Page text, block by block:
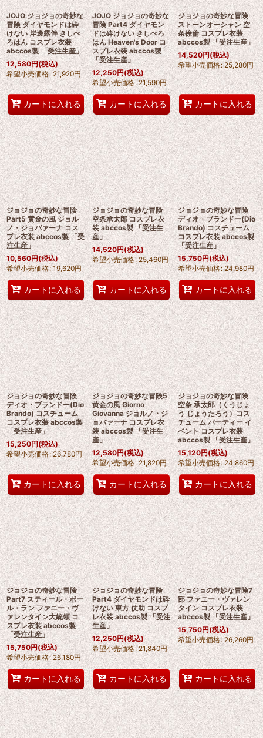
JOJO ジョジョの奇妙な
冒険 ダイヤモンドは砕
けない 岸邊露伴 きしべ
ろはん コスプレ衣装
abccos製 「受注生産」
12,580円(税込)
希望小売価格: 21,920円
カートに入れる
JOJO ジョジョの奇妙な
冒険 Part4 ダイヤモン
ドは砕けない きしべろ
はん Heaven's Door コ
スプレ衣装 abccos製
「受注生産」
12,250円(税込)
希望小売価格: 21,590円
カートに入れる
ジョジョの奇妙な冒険
ストーンオーシャン 空
条徐倫 コスプレ衣装
abccos製 「受注生産」
14,520円(税込)
希望小売価格: 25,280円
カートに入れる
ジョジョの奇妙な冒険
Part5 黄金の風 ジョル
ノ・ジョバァーナ コス
プレ衣装 abccos製 「受
注生産」
10,560円(税込)
希望小売価格: 19,620円
カートに入れる
ジョジョの奇妙な冒険
空条承太郎 コスプレ衣
装 abccos製 「受注生
産」
14,520円(税込)
希望小売価格: 25,460円
カートに入れる
ジョジョの奇妙な冒険
ディオ・ブランドー(Dio
Brando) コスチューム
コスプレ衣装 abccos製
「受注生産」
15,750円(税込)
希望小売価格: 24,980円
カートに入れる
ジョジョの奇妙な冒険
ディオ・ブランドー(Dio
Brando) コスチューム
コスプレ衣装 abccos製
「受注生産」
15,250円(税込)
希望小売価格: 26,780円
カートに入れる
ジョジョの奇妙な冒険5
黄金の風 Giorno
Giovanna ジョルノ・ジ
ョバァーナ コスプレ衣
装 abccos製 「受注生
産」
12,580円(税込)
希望小売価格: 21,820円
カートに入れる
ジョジョの奇妙な冒険
空条 承太郎（くうじょ
う じょうたろう）コス
チューム パーティー イ
ベント コスプレ衣装
abccos製 「受注生産」
15,120円(税込)
希望小売価格: 24,860円
カートに入れる
ジョジョの奇妙な冒険
Part7 スティール・ボー
ル・ラン ファニー・ヴ
ァレンタイン大統領 コ
スプレ衣装 abccos製
「受注生産」
15,750円(税込)
希望小売価格: 26,180円
カートに入れる
ジョジョの奇妙な冒険
Part4 ダイヤモンドは砕
けない 東方 仗助 コスプ
レ衣装 abccos製 「受注
生産」
12,250円(税込)
希望小売価格: 21,840円
カートに入れる
ジョジョの奇妙な冒険7
部 ファニー・ヴァレン
タイン コスプレ衣装
abccos製 「受注生産」
15,750円(税込)
希望小売価格: 26,260円
カートに入れる